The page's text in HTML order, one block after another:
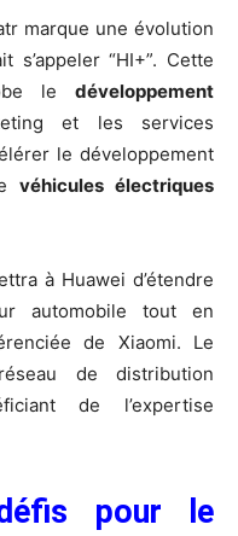
marque une évolution
“HI+”. Cette
le développement
et les services
le développement
véhicules électriques
à Huawei d’étendre
automobile tout en
de Xiaomi. Le
de distribution
de l’expertise
pour le